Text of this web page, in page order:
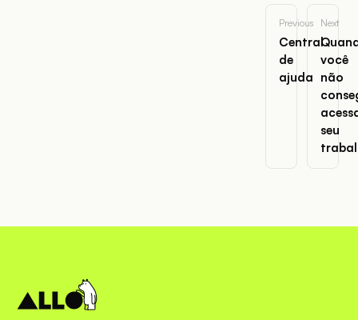
Previous
Central
de
ajuda
Next
você
não
seu